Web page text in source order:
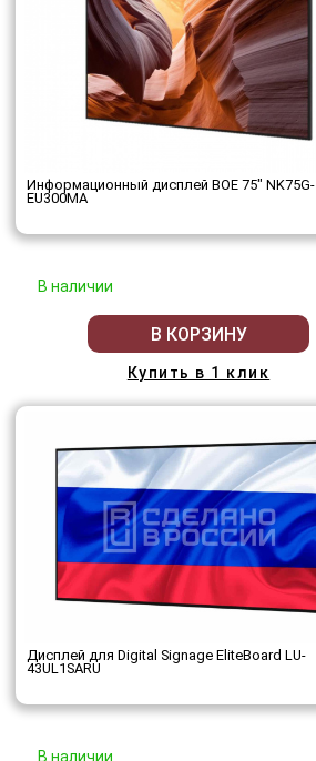
Информационный дисплей BOE 75" NK75G-
EU300MA
В наличии
В КОРЗИНУ
Купить в 1 клик
Дисплей для Digital Signage EliteBoard LU-
43UL1SARU
В наличии